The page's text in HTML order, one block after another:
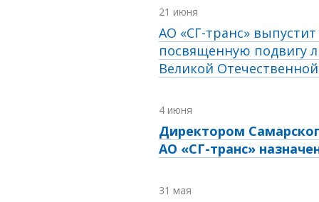
21 июня
АО «СГ-транс»
посвященную подвигу
Великой
4 июня
Директором
АО «СГ-транс»
31 мая